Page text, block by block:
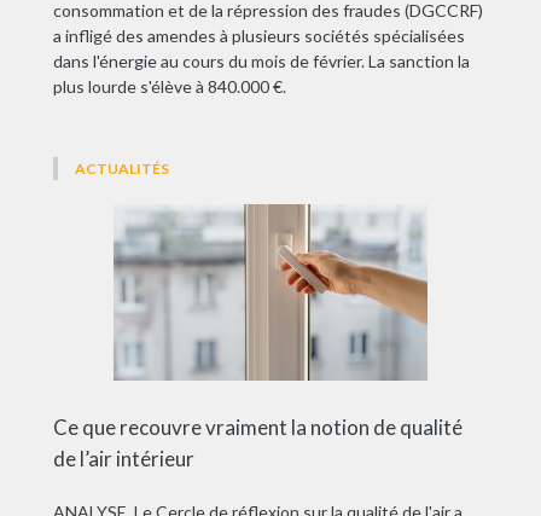
consommation et de la répression des fraudes (DGCCRF)
a infligé des amendes à plusieurs sociétés spécialisées
dans l'énergie au cours du mois de février. La sanction la
plus lourde s'élève à 840.000 €.
ACTUALITÉS
Ce que recouvre vraiment la notion de qualité
de l’air intérieur
ANALYSE. Le Cercle de réflexion sur la qualité de l'air a